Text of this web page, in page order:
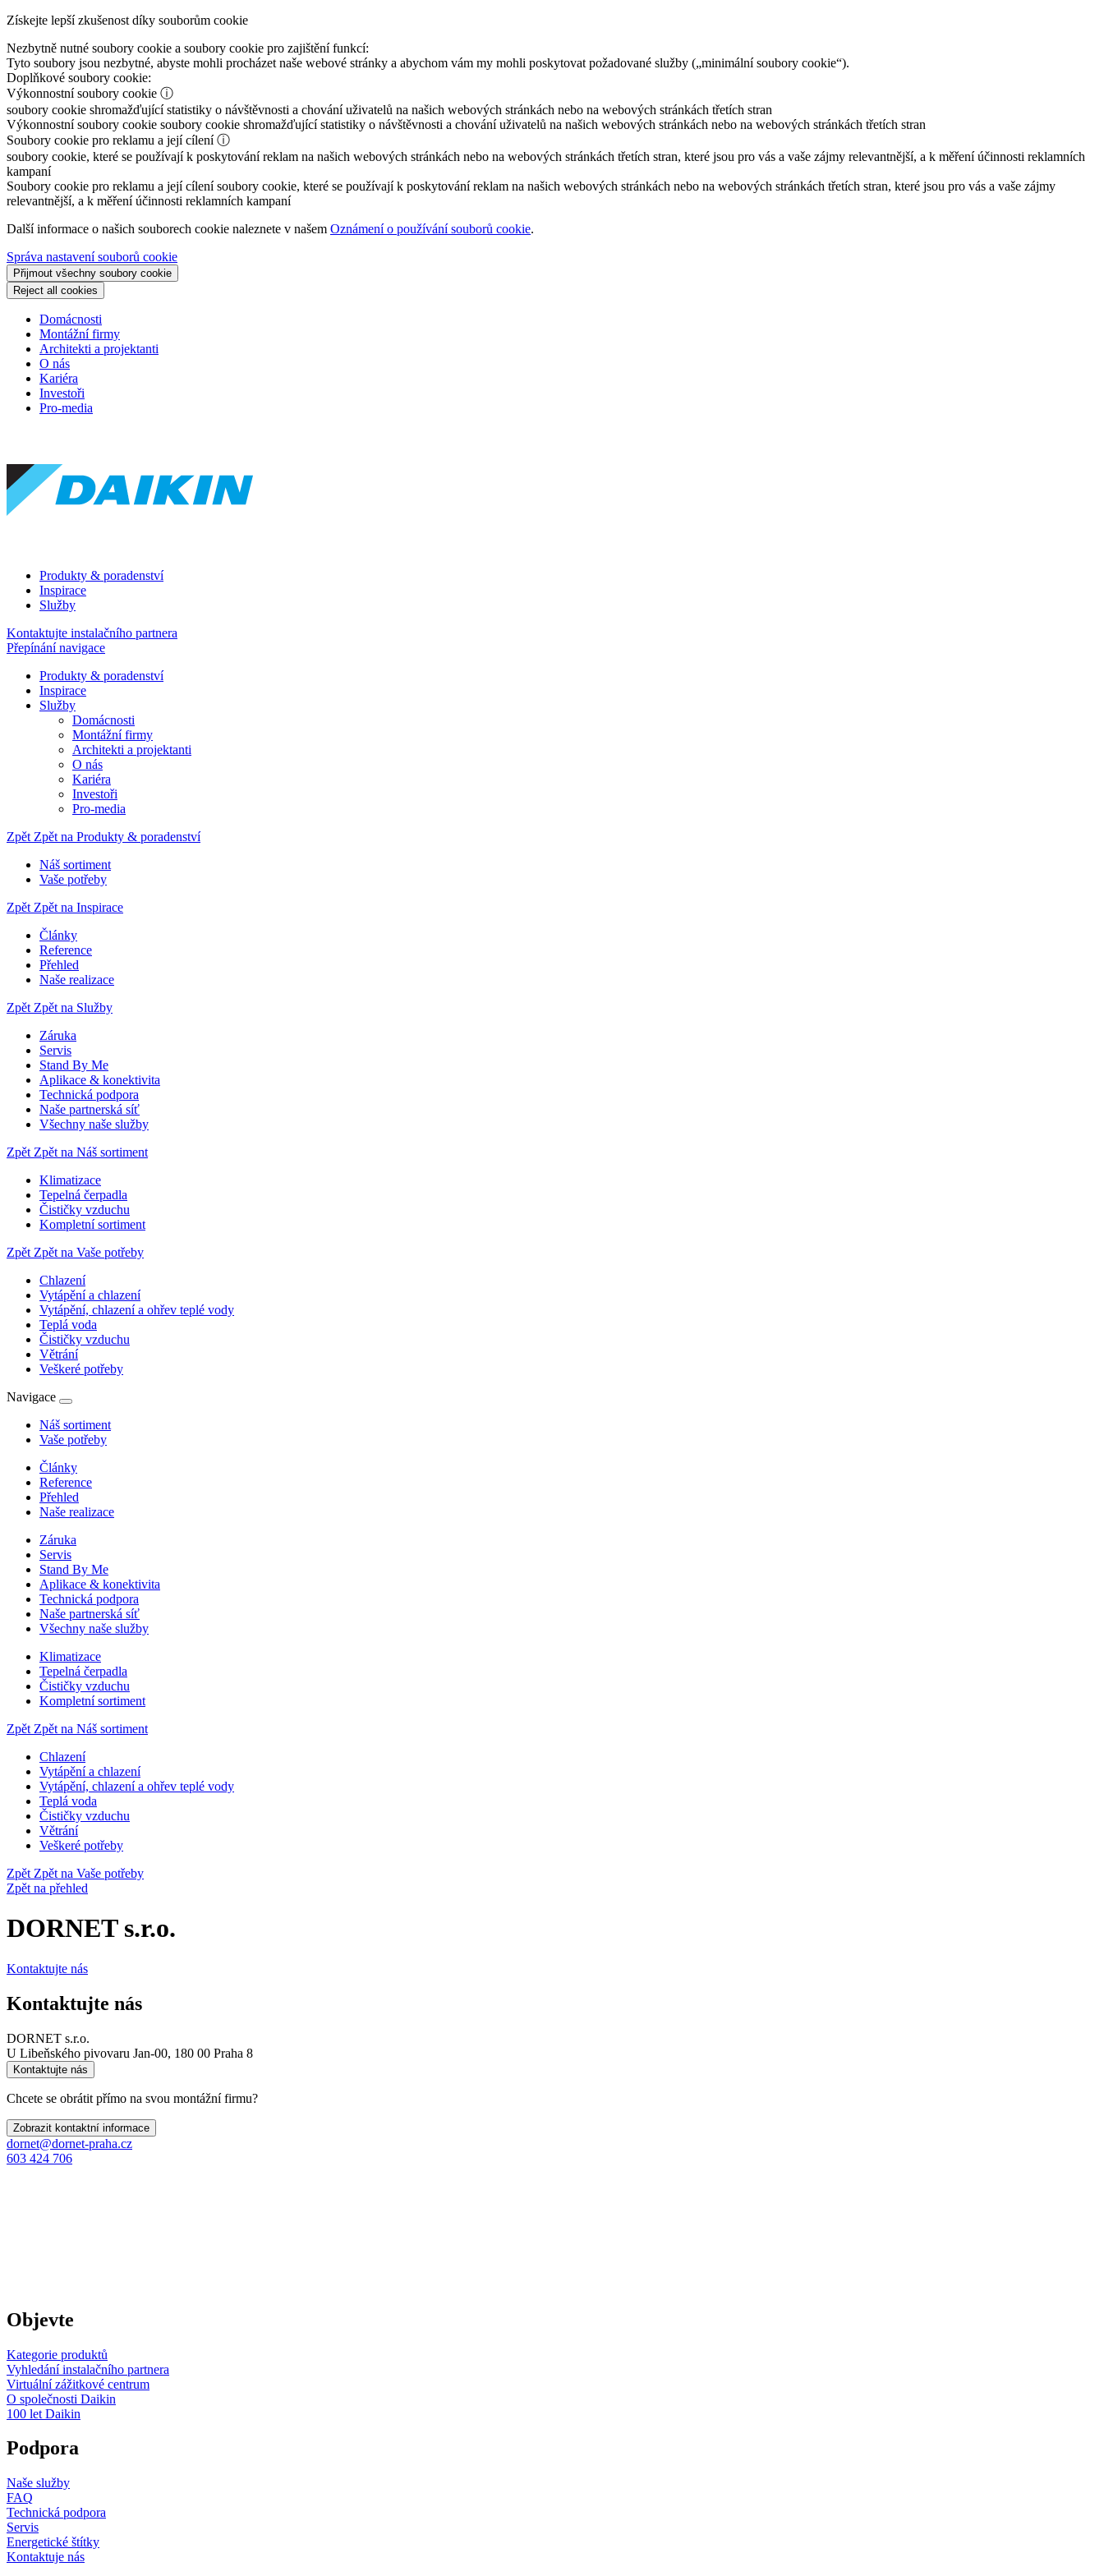
Získejte lepší zkušenost díky souborům cookie
Nezbytně nutné soubory cookie a soubory cookie pro zajištění funkcí:
Tyto soubory jsou nezbytné, abyste mohli procházet naše webové stránky a abychom vám my mohli poskytovat požadované služby („minimální soubory cookie“).
Doplňkové soubory cookie:
Výkonnostní soubory cookie ⓘ
soubory cookie shromažďující statistiky o návštěvnosti a chování uživatelů na našich webových stránkách nebo na webových stránkách třetích stran
Výkonnostní soubory cookie soubory cookie shromažďující statistiky o návštěvnosti a chování uživatelů na našich webových stránkách nebo na webových stránkách třetích stran
Soubory cookie pro reklamu a její cílení ⓘ
soubory cookie, které se používají k poskytování reklam na našich webových stránkách nebo na webových stránkách třetích stran, které jsou pro vás a vaše zájmy relevantnější, a k měření účinnosti reklamních
kampaní
Soubory cookie pro reklamu a její cílenísoubory cookie, které se používají k poskytování reklam na našich webových stránkách nebo na webových stránkách třetích stran, které jsou pro vás a vaše zájmy
relevantnější, a k měření účinnosti reklamních kampaní
Další informace o našich souborech cookie naleznete v našem Oznámení o používání souborů cookie.
Správa nastavení souborů cookie
Přijmout všechny soubory cookie
Reject all cookies
Domácnosti
Montážní firmy
Architekti a projektanti
O nás
Kariéra
Investoři
Pro-media
Produkty & poradenství
Inspirace
Služby
Kontaktujte instalačního partnera
Přepínání navigace
Produkty & poradenství
Inspirace
Služby
Domácnosti
Montážní firmy
Architekti a projektanti
O nás
Kariéra
Investoři
Pro-media
Zpět Zpět na Produkty & poradenství
Náš sortiment
Vaše potřeby
Zpět Zpět na Inspirace
Články
Reference
Přehled
Naše realizace
Zpět Zpět na Služby
Záruka
Servis
Stand By Me
Aplikace & konektivita
Technická podpora
Naše partnerská síť
Všechny naše služby
Zpět Zpět na Náš sortiment
Klimatizace
Tepelná čerpadla
Čističky vzduchu
Kompletní sortiment
Zpět Zpět na Vaše potřeby
Chlazení
Vytápění a chlazení
Vytápění, chlazení a ohřev teplé vody
Teplá voda
Čističky vzduchu
Větrání
Veškeré potřeby
Navigace
Náš sortiment
Vaše potřeby
Články
Reference
Přehled
Naše realizace
Záruka
Servis
Stand By Me
Aplikace & konektivita
Technická podpora
Naše partnerská síť
Všechny naše služby
Klimatizace
Tepelná čerpadla
Čističky vzduchu
Kompletní sortiment
Zpět Zpět na Náš sortiment
Chlazení
Vytápění a chlazení
Vytápění, chlazení a ohřev teplé vody
Teplá voda
Čističky vzduchu
Větrání
Veškeré potřeby
Zpět Zpět na Vaše potřeby
Zpět na přehled
DORNET s.r.o.
Kontaktujte nás
Kontaktujte nás
DORNET s.r.o.
U Libeňského pivovaru Jan-00, 180 00 Praha 8
Kontaktujte nás
Chcete se obrátit přímo na svou montážní firmu?
Zobrazit kontaktní informace
dornet@dornet-praha.cz
603 424 706
Objevte
Kategorie produktů
Vyhledání instalačního partnera
Virtuální zážitkové centrum
O společnosti Daikin
100 let Daikin
Podpora
Naše služby
FAQ
Technická podpora
Servis
Energetické štítky
Kontaktuje nás